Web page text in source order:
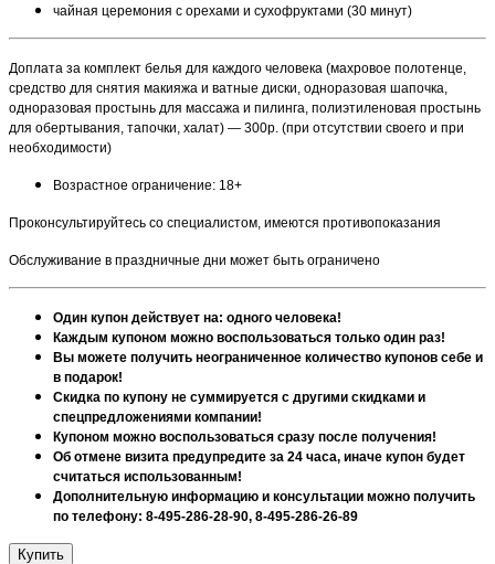
чайная церемония с орехами и сухофруктами (30 минут)
Доплата за комплект белья для каждого человека (махровое полотенце,
средство для снятия макияжа и ватные диски, одноразовая шапочка,
одноразовая простынь для массажа и пилинга, полиэтиленовая простынь
для обертывания, тапочки, халат) — 300р. (при отсутствии своего и при
необходимости)
Возрастное ограничение: 18+
Проконсультируйтесь со специалистом, имеются противопоказания
Обслуживание в праздничные дни может быть ограничено
Один купон действует на: одного человека!
Каждым купоном можно воспользоваться только один раз!
Вы можете получить неограниченное количество купонов себе и
в подарок!
Скидка по купону не суммируется с другими скидками и
спецпредложениями компании!
Купоном можно воспользоваться сразу после получения!
Об отмене визита предупредите за 24 часа, иначе купон будет
считаться использованным!
Дополнительную информацию и консультации можно получить
по телефону: 8-495-286-28-90, 8-495-286-26-89